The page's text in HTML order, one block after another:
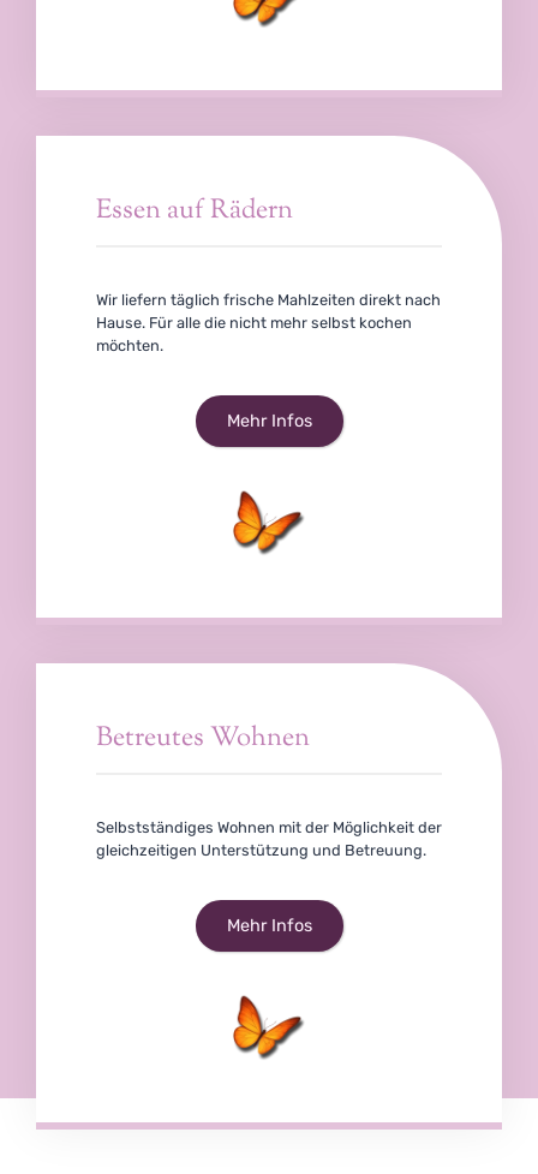
Essen auf Rädern
Wir liefern täglich frische Mahlzeiten direkt nach
Hause. Für alle die nicht mehr selbst kochen
möchten.
Mehr Infos
Betreutes Wohnen
Selbstständiges Wohnen mit der Möglichkeit der
gleichzeitigen Unterstützung und Betreuung.
Mehr Infos